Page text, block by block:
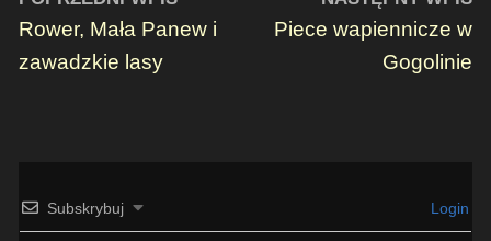
Rower, Mała Panew i
zawadzkie lasy
Piece wapiennicze w
Gogolinie
Subskrybuj Login